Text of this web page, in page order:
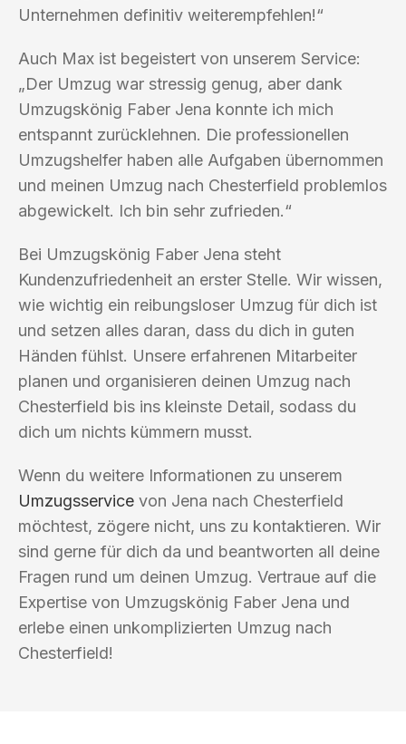
Unternehmen definitiv weiterempfehlen!“
Auch Max ist begeistert von unserem Service:
„Der Umzug war stressig genug, aber dank
Umzugskönig Faber Jena konnte ich mich
entspannt zurücklehnen. Die professionellen
Umzugshelfer haben alle Aufgaben übernommen
und meinen Umzug nach Chesterfield problemlos
abgewickelt. Ich bin sehr zufrieden.“
Bei Umzugskönig Faber Jena steht
Kundenzufriedenheit an erster Stelle. Wir wissen,
wie wichtig ein reibungsloser Umzug für dich ist
und setzen alles daran, dass du dich in guten
Händen fühlst. Unsere erfahrenen Mitarbeiter
planen und organisieren deinen Umzug nach
Chesterfield bis ins kleinste Detail, sodass du
dich um nichts kümmern musst.
Wenn du weitere Informationen zu unserem
Umzugsservice von Jena nach Chesterfield
möchtest, zögere nicht, uns zu kontaktieren. Wir
sind gerne für dich da und beantworten all deine
Fragen rund um deinen Umzug. Vertraue auf die
Expertise von Umzugskönig Faber Jena und
erlebe einen unkomplizierten Umzug nach
Chesterfield!